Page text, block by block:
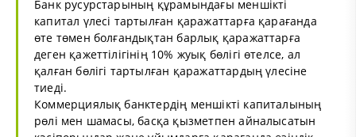
Банк русурстарының құрамындағы меншікті
капитал үлесі тартылған қаражаттарға қарағанда
өте төмен болғандықтан барлық қаражаттарға
деген қажеттілігінің 10% жуық бөлігі өтелсе, ал
қалған бөлігі тартылған қаражаттардың үлесіне
тиеді.
Коммерциялық банктердің меншікті капиталының
рөлі мен шамасы, басқа қызметпен айналысатын